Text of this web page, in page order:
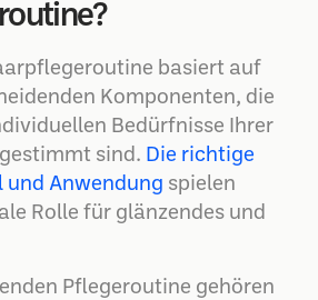
basiert auf
Komponenten, die
Bedürfnisse Ihrer
sind. Die richtige
und Anwendung spielen
Rolle für glänzendes und
Pflegeroutine gehören